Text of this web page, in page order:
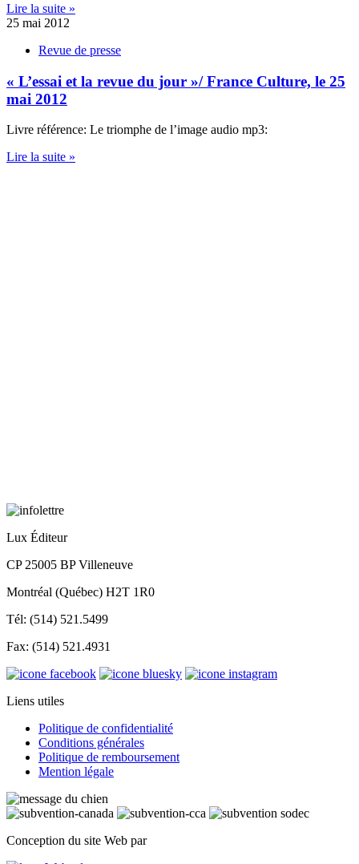
Lire la suite »
25 mai 2012
Revue de presse
« L’essai et la revue du jour »/ France Culture, le 25
mai 2012
Livre référence: Le triomphe de l’image audio mp3:
Lire la suite »
Lux Éditeur
CP 25005 BP Villeneuve
Montréal (Québec) H2T 1R0
Tél: (514) 521.5499
Fax: (514) 521.4931
Liens utiles
Politique de confidentialité
Conditions générales
Politique de remboursement
Mention légale
Conception du site Web par